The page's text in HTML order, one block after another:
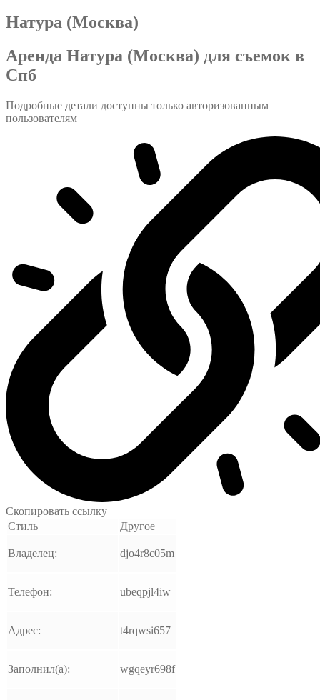
Натура (Москва)
Аренда Натура (Москва) для съемок в
Спб
Подробные детали доступны только авторизованным
пользователям
Скопировать ссылку
Стиль
Другое
Владелец: djo4r8c05m
Телефон: ubeqpjl4iw
Адрес: t4rqwsi657
Заполнил(а): wgqeyr698f